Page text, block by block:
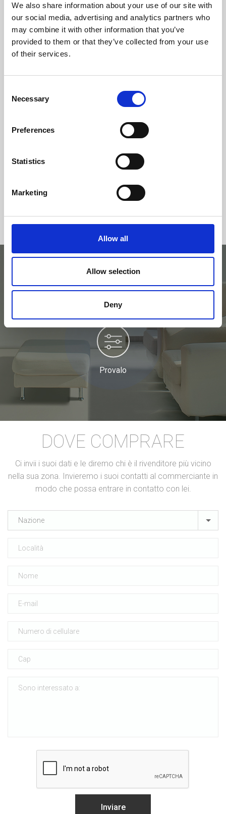
We also share information about your use of our site with
our social media, advertising and analytics partners who
may combine it with other information that you’ve
provided to them or that they’ve collected from your use
of their services.
Selection
Necessary
Preferences
Statistics
Marketing
Allow all
Allow selection
Deny
81,7 %
Consumo
4,6 kg/h
riscaldabile
massimo
330 m3
Provalo sul simulatore
Provalo
DOVE COMPRARE
Ci invii i suoi dati e le diremo chi è il rivenditore più vicino
nella sua zona. Invieremo i suoi contatti al commerciante in
modo che possa entrare in contatto con lei.
Nazione